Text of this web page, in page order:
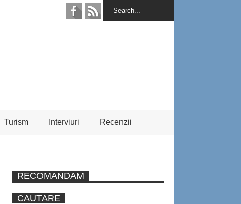
Turism Interviuri Recenzii
RECOMANDAM
CAUTARE